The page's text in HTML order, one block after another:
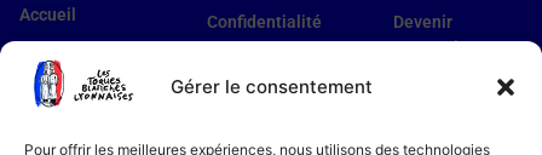
Gérer le consentement
Pour offrir les meilleures expériences, nous utilisons des technologies
Devenir
partenaire
Devenir membre
Accueil
Guide établissements
Confidentialité
Mentions légales